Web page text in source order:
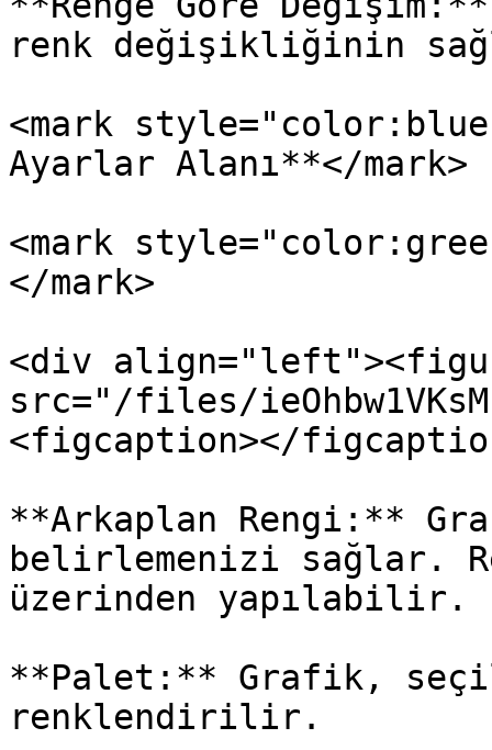
renk değişikliğinin
<mark
Ayarlar Alanı**</mark>
<mark
</mark>
<div
src="/files/
<figcaption></
**Arkaplan Rengi:**
belirlemenizi sağlar.
üzerinden yapılabilir.
**Palet:** Grafik,
renklendirilir.